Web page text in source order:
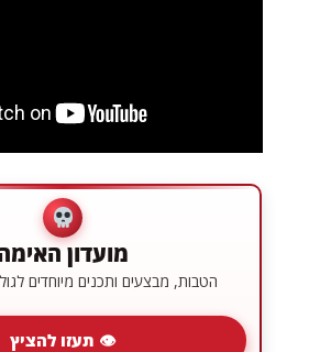
מועדון
הטבות, מבצעים ותכנים מיוחדים
👁 תעזו להציץ